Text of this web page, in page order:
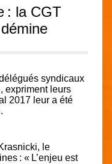
: la CGT
syndicaux
expriment leurs
2017 leur a été
le
: « L’enjeu est